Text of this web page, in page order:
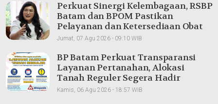
Perkuat Sinergi Kelembagaan, RSBP
Batam dan BPOM Pastikan
Pelayanan dan Ketersediaan Obat
Aman
Jumat, 07 Agu 2026 - 09:10 WIB
BP Batam Perkuat Transparansi
Layanan Pertanahan, Alokasi
Tanah Reguler Segera Hadir
Melalui LMS
Kamis, 06 Agu 2026 - 18:57 WIB